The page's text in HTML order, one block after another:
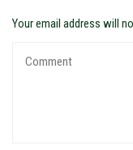
Your email address will